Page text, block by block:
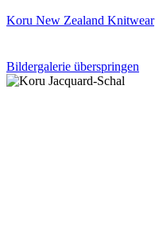
Koru New Zealand Knitwear
Bildergalerie überspringen